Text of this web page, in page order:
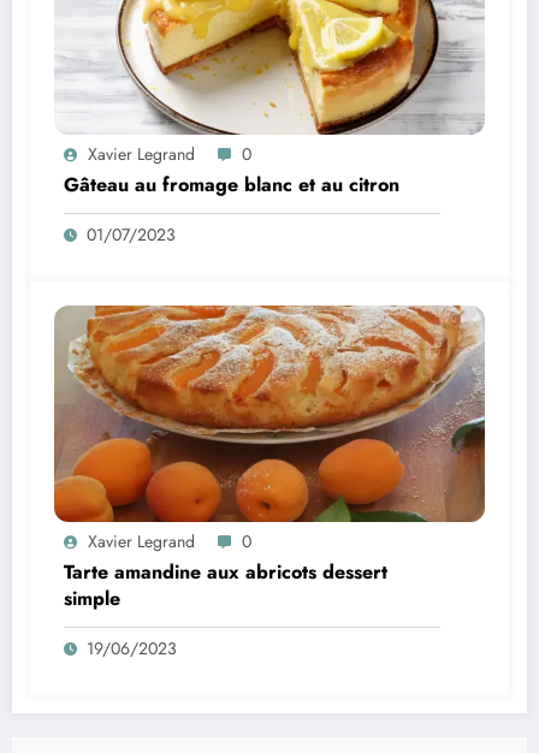
Xavier Legrand 0
Gâteau au fromage blanc et au citron
01/07/2023
Xavier Legrand 0
Tarte amandine aux abricots dessert
simple
19/06/2023